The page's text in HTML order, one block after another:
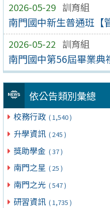
2026-05-29 訓育組
南門國中新生普通班【
2026-05-22 訓育組
南門國中第56屆畢業典
依公告類別彙總
校務行政 ( 1,540 )
升學資訊 ( 245 )
獎助學金 ( 37 )
南門之星 ( 25 )
南門之光 ( 547 )
研習資訊 ( 1,735 )